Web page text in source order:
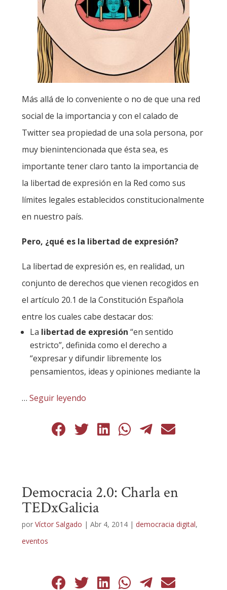
Más allá de lo conveniente o no de que una red
social de la importancia y con el calado de
Twitter sea propiedad de una sola persona, por
muy bienintencionada que ésta sea, es
importante tener claro tanto la importancia de
la libertad de expresión en la Red como sus
límites legales establecidos constitucionalmente
en nuestro país.
Pero, ¿qué es la libertad de expresión?
La libertad de expresión es, en realidad, un
conjunto de derechos que vienen recogidos en
el artículo 20.1 de la Constitución Española
entre los cuales cabe destacar dos:
La libertad de expresión “en sentido
estricto”, definida como el derecho a
“expresar y difundir libremente los
pensamientos, ideas y opiniones mediante la
… Seguir leyendo
Democracia 2.0: Charla en
TEDxGalicia
por Víctor Salgado | Abr 4, 2014| democracia digital,
eventos